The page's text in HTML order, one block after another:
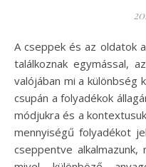
A cseppek és az oldatok a mindennapi életünkben gyakran
találkoznak egymással,
valójában mi a különbség
csupán a folyadékok
módjukra és a
mennyiségű folyadékot
cseppentve